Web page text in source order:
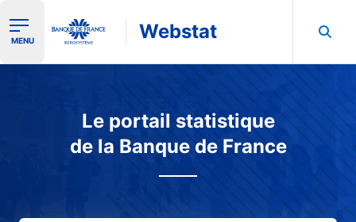
Ouvrir le menu de navigation
MENU Webstat
Le portail statistique
de la Banque de France